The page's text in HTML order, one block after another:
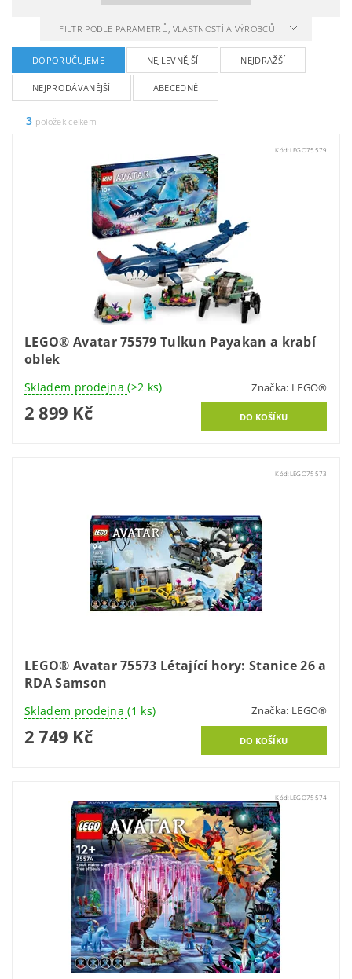
FILTR PODLE PARAMETRŮ, VLASTNOSTÍ A VÝROBCŮ
DOPORUČUJEME NEJLEVNĚJŠÍ NEJDRAŽŠÍ
NEJPRODÁVANĚJŠÍ ABECEDNĚ
3 položek celkem
Kód:LEGO75579
LEGO® Avatar 75579 Tulkun Payakan a krabí
oblek
Skladem prodejna(>2 ks) Značka: LEGO®
2 899 Kč
Kód: LEGO75573
LEGO® Avatar 75573 Létající hory: Stanice 26 a
RDA Samson
Skladem prodejna(1 ks) Značka: LEGO®
2 749 Kč
Kód: LEGO75574